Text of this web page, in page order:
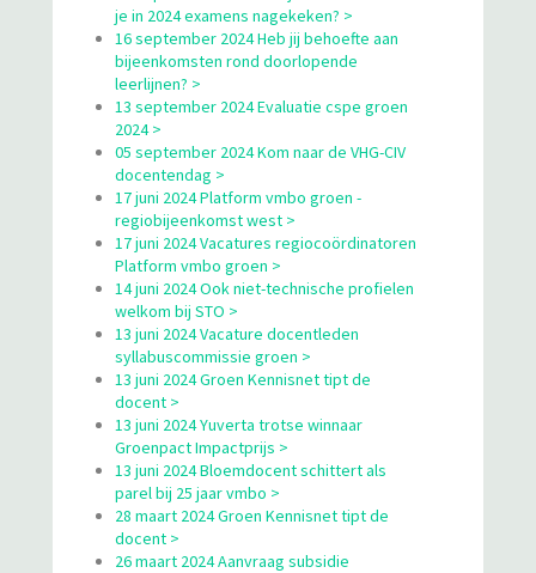
je in 2024 examens nagekeken? >
16 september 2024 Heb jij behoefte aan
bijeenkomsten rond doorlopende
leerlijnen? >
13 september 2024 Evaluatie cspe groen
2024 >
05 september 2024 Kom naar de VHG-CIV
docentendag >
17 juni 2024 Platform vmbo groen -
regiobijeenkomst west >
17 juni 2024 Vacatures regiocoördinatoren
Platform vmbo groen >
14 juni 2024 Ook niet-technische profielen
welkom bij STO >
13 juni 2024 Vacature docentleden
syllabuscommissie groen >
13 juni 2024 Groen Kennisnet tipt de
docent >
13 juni 2024 Yuverta trotse winnaar
Groenpact Impactprijs >
13 juni 2024 Bloemdocent schittert als
parel bij 25 jaar vmbo >
28 maart 2024 Groen Kennisnet tipt de
docent >
26 maart 2024 Aanvraag subsidie